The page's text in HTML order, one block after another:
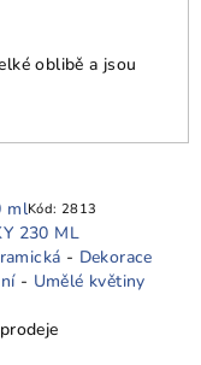
oblibě a jsou
Kód: 2813
230 ML
- Dekorace
- Umělé květiny